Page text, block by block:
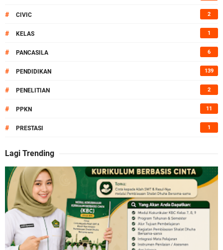
# CIVIC 2
# KELAS 1
# PANCASILA 6
# PENDIDIKAN 139
# PENELITIAN 2
# PPKN 11
# PRESTASI 1
Lagi Trending